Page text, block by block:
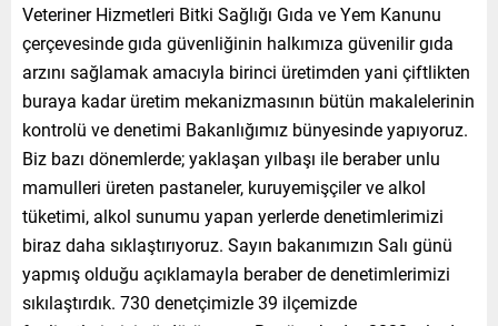
Veteriner Hizmetleri Bitki Sağlığı Gıda ve Yem Kanunu
çerçevesinde gıda güvenliğinin halkımıza güvenilir gıda
arzını sağlamak amacıyla birinci üretimden yani çiftlikten
buraya kadar üretim mekanizmasının bütün makalelerinin
kontrolü ve denetimi Bakanlığımız bünyesinde yapıyoruz.
Biz bazı dönemlerde; yaklaşan yılbaşı ile beraber unlu
mamulleri üreten pastaneler, kuruyemişçiler ve alkol
tüketimi, alkol sunumu yapan yerlerde denetimlerimizi
biraz daha sıklaştırıyoruz. Sayın bakanımızın Salı günü
yapmış olduğu açıklamayla beraber de denetimlerimizi
sıkılaştırdık. 730 denetçimizle 39 ilçemizde